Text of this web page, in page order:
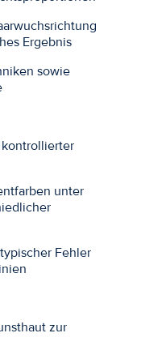
Ergebnis
sowie
unter
Fehler
zur